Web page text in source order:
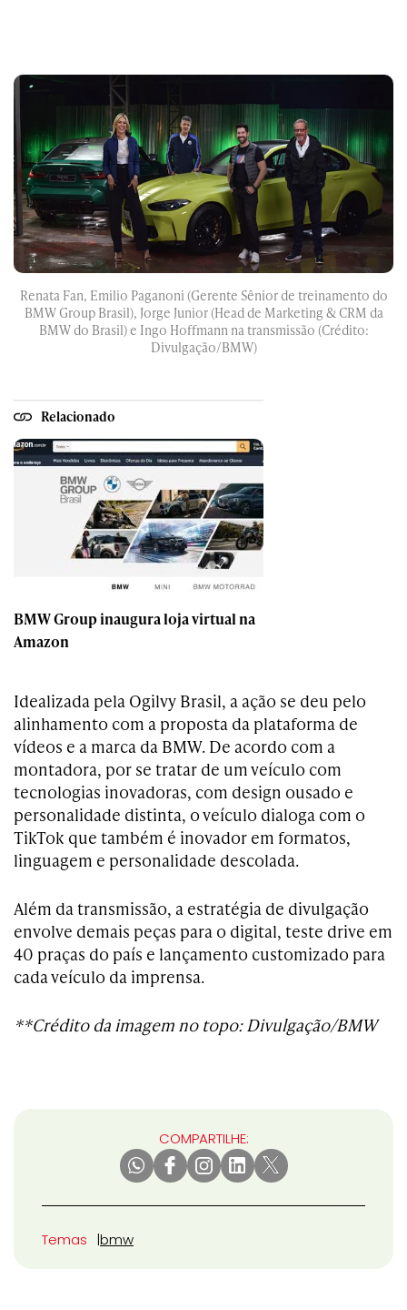
Renata Fan, Emilio Paganoni (Gerente Sênior de treinamento do
BMW Group Brasil), Jorge Junior (Head de Marketing & CRM da
BMW do Brasil) e Ingo Hoffmann na transmissão (Crédito:
Divulgação/BMW)
Relacionado
BMW Group inaugura loja virtual na
Amazon
Idealizada pela Ogilvy Brasil, a ação se deu pelo
alinhamento com a proposta da plataforma de
vídeos e a marca da BMW. De acordo com a
montadora, por se tratar de um veículo com
tecnologias inovadoras, com design ousado e
personalidade distinta, o veículo dialoga com o
TikTok que também é inovador em formatos,
linguagem e personalidade descolada.
Além da transmissão, a estratégia de divulgação
envolve demais peças para o digital, teste drive em
40 praças do país e lançamento customizado para
cada veículo da imprensa.
**Crédito da imagem no topo: Divulgação/BMW
COMPARTILHE:
Temas bmw